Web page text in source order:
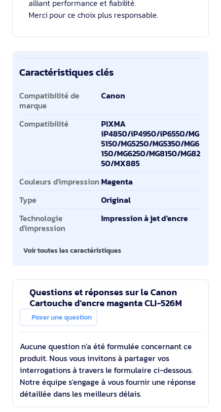
alliant performance et fiabilité.
Merci pour ce choix plus responsable.
Caractéristiques clés
Caractéristiques clés
Compatibilité de
marque
Canon
Compatibilité
PIXMA
iP4850/iP4950/iP6550/MG
5150/MG5250/MG5350/MG6
150/MG6250/MG8150/MG82
50/MX885
Couleurs d'impressionMagenta
Type
Original
Technologie
d'impression
Impression à jet d'encre
Voir toutes les caractéristiques
Questions et réponses sur le Canon
Cartouche d'encre magenta CLI-526M
Poser une question
Aucune question n'a été formulée concernant ce
produit. Nous vous invitons à partager vos
interrogations à travers le formulaire ci-dessous.
Notre équipe s'engage à vous fournir une réponse
détaillée dans les meilleurs délais.